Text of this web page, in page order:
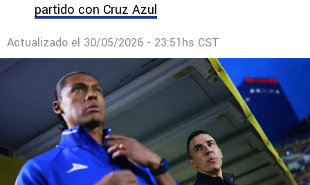
partido con Cruz Azul
Actualizado el 30/05/2026 - 23:51hs CST